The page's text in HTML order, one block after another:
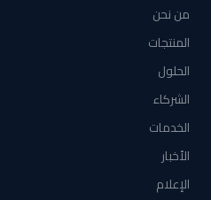
من نحن
المنتجات
الحلول
الشركاء
الخدمات
الأخبار
الإعلام